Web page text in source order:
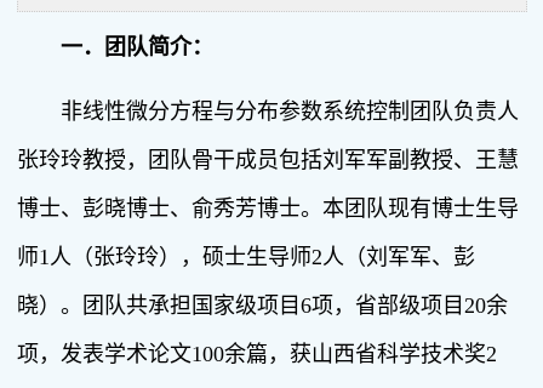
一．团队简介：
非线性微分方程与分布参数系统控制团队负责人
张玲玲教授，团队骨干成员包括刘军军副教授、王慧
博士、彭晓博士、俞秀芳博士。本团队现有博士生导
师1人（张玲玲），硕士生导师2人（刘军军、彭
晓）。团队共承担国家级项目6项，省部级项目20余
项，发表学术论文100余篇，获山西省科学技术奖2